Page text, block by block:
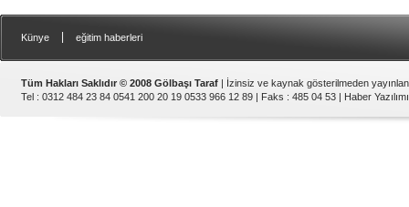
Künye eğitim haberleri
Tüm Hakları Saklıdır © 2008 Gölbaşı Taraf | İzinsiz ve kaynak gösterilmeden
Tel : 0312 484 23 84 0541 200 20 19 0533 966 12 89 | Faks : 485 04 53 | Haber Yazılımı